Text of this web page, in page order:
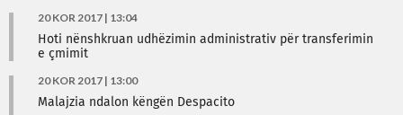
20 KOR 2017 | 13:04
Hoti nënshkruan udhëzimin administrativ për transferimin
e çmimit
20 KOR 2017 | 13:00
Malajzia ndalon këngën Despacito